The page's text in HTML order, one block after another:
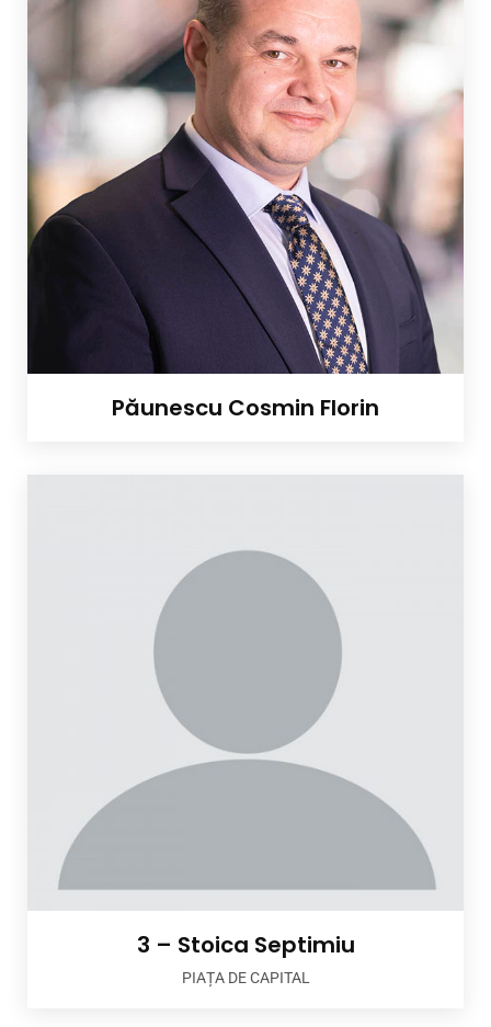
Păunescu Cosmin Florin
3 – Stoica Septimiu
PIAȚA DE CAPITAL